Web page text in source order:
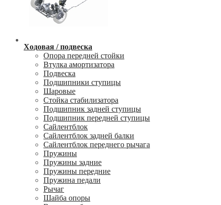
Ходовая / подвеска
Опора передней стойки
Втулка амортизатора
Подвеска
Подшипники ступицы
Шаровые
Стойка стабилизатора
Подшипник задней ступицы
Подшипник передней ступицы
Сайлентблок
Сайлентблок задней балки
Сайлентблок переднего рычага
Пружины
Пружины задние
Пружины передние
Пружина педали
Рычаг
Шайба опоры